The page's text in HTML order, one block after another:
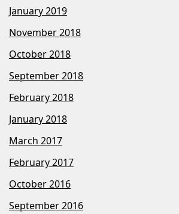
January 2019
November 2018
October 2018
September 2018
February 2018
January 2018
March 2017
February 2017
October 2016
September 2016